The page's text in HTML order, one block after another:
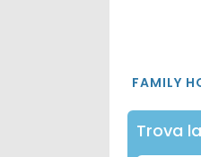
FAMILY
Trova